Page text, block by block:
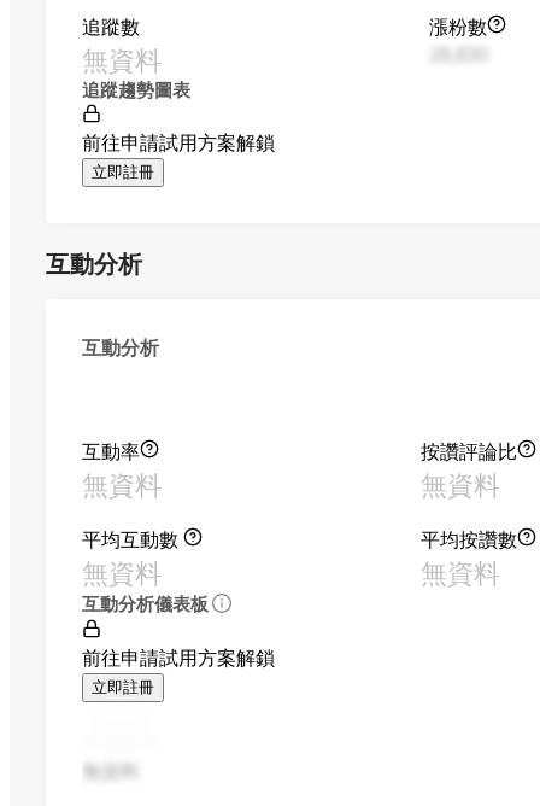
追蹤數
無資料
漲粉數
追蹤趨勢圖表
前往申請試用方案解鎖
立即註冊
互動分析
互動分析
互動率
無資料
按讚評論比
無資料
平均互動數
無資料
平均按讚數
無資料
互動分析儀表板
前往申請試用方案解鎖
立即註冊
無資料